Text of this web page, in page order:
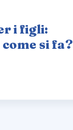
i figli:
si fa?